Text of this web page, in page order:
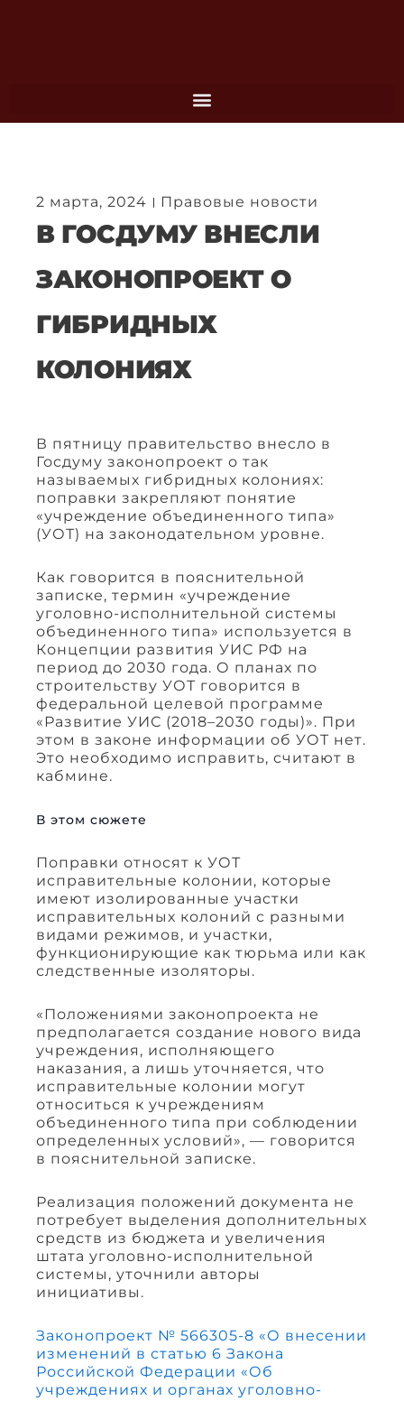
2 марта, 2024 Правовые новости
В ГОСДУМУ ВНЕСЛИ
ЗАКОНОПРОЕКТ О
ГИБРИДНЫХ
КОЛОНИЯХ
В пятницу правительство внесло в
Госдуму законопроект о так
называемых гибридных колониях:
поправки закрепляют понятие
«учреждение объединенного типа»
(УОТ) на законодательном уровне.
Как говорится в пояснительной
записке, термин «учреждение
уголовно-исполнительной системы
объединенного типа» используется в
Концепции развития УИС РФ на
период до 2030 года. О планах по
строительству УОТ говорится в
федеральной целевой программе
«Развитие УИС (2018–2030 годы)». При
этом в законе информации об УОТ нет.
Это необходимо исправить, считают в
кабмине.
В этом сюжете
Поправки относят к УОТ
исправительные колонии, которые
имеют изолированные участки
исправительных колоний с разными
видами режимов, и участки,
функционирующие как тюрьма или как
следственные изоляторы.
«Положениями законопроекта не
предполагается создание нового вида
учреждения, исполняющего
наказания, а лишь уточняется, что
исправительные колонии могут
относиться к учреждениям
объединенного типа при соблюдении
определенных условий», — говорится
в пояснительной записке.
Реализация положений документа не
потребует выделения дополнительных
средств из бюджета и увеличения
штата уголовно-исполнительной
системы, уточнили авторы
инициативы.
Законопроект № 566305-8 «О внесении
изменений в статью 6 Закона
Российской Федерации «Об
учреждениях и органах уголовно-